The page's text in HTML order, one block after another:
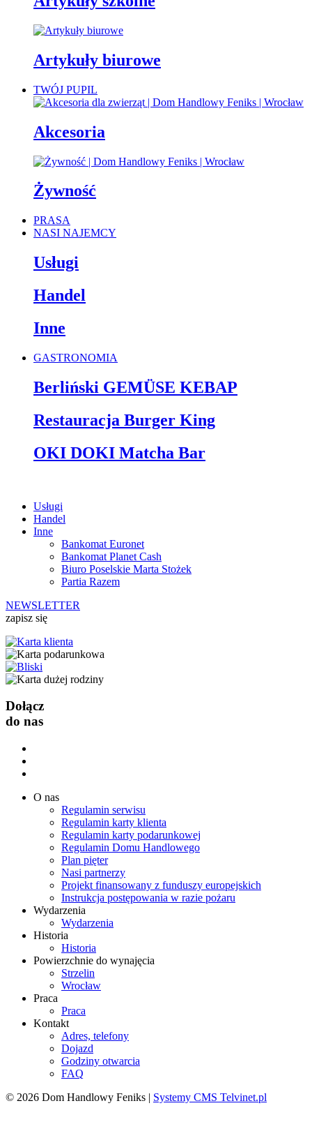
Artykuły biurowe
TWÓJ PUPIL
Akcesoria
Żywność
PRASA
NASI NAJEMCY
Usługi
Handel
Inne
GASTRONOMIA
Berliński GEMÜSE KEBAP
Restauracja Burger King
OKI DOKI Matcha Bar
Usługi
Handel
Inne
Bankomat Euronet
Bankomat Planet Cash
Biuro Poselskie Marta Stożek
Partia Razem
NEWSLETTER
zapisz się
Dołącz
do nas
O nas
Regulamin serwisu
Regulamin karty klienta
Regulamin karty podarunkowej
Regulamin Domu Handlowego
Plan pięter
Nasi partnerzy
Projekt finansowany z funduszy europejskich
Instrukcja postępowania w razie pożaru
Wydarzenia
Wydarzenia
Historia
Historia
Powierzchnie do wynajęcia
Strzelin
Wrocław
Praca
Praca
Kontakt
Adres, telefony
Dojazd
Godziny otwarcia
FAQ
© 2026 Dom Handlowy Feniks | Systemy CMS Telvinet.pl